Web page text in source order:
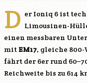
D er Ioniq 6 ist
Limousinen-
einen messbaren
mit EM17, gleiche
fährt der 6er rund
Reichweite bis zu 614